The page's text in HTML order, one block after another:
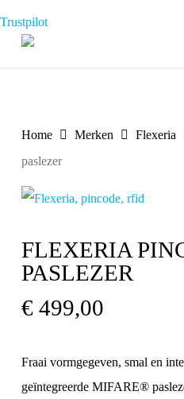
Trustpilot
Home Merken Flexeria
paslezer
FLEXERIA
PASLEZER
€ 499,00
Fraai vormgegeven, smal en
geïntegreerde MIFARE®